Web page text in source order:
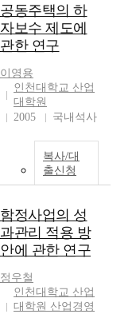
공동주택의 하
자보수 제도에
관한 연구
이영용
인천대학교 산업
대학원
2005
국내석사
복사/대
출신청
함정사업의 성
과관리 적용 방
안에 관한 연구
정우철
인천대학교 산업
대학원 산업경영